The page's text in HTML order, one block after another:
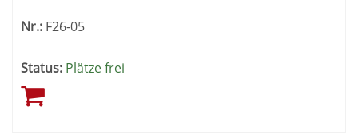
Nr.: F26-05
Status: Plätze frei